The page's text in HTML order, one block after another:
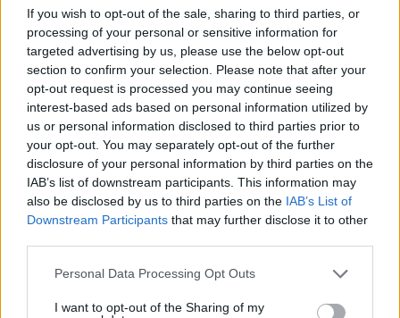
If you wish to opt-out of the sale, sharing to third parties, or
processing of your personal or sensitive information for
targeted advertising by us, please use the below opt-out
section to confirm your selection. Please note that after your
opt-out request is processed you may continue seeing
interest-based ads based on personal information utilized by
us or personal information disclosed to third parties prior to
your opt-out. You may separately opt-out of the further
disclosure of your personal information by third parties on the
IAB’s list of downstream participants. This information may
also be disclosed by us to third parties on the IAB’s List of
Downstream Participants that may further disclose it to other
Please note that this website/app uses one or more Google
not limited to your visit or usage behaviour. You may click to
Personal Data Processing Opt Outs
I want to opt-out of the Sharing of my
φωτογραφία του από το παρελθόν με
μακριά μαλλιά: Αναμνήσεις, έγραψε
07.08.2026, 09:09 11
Games